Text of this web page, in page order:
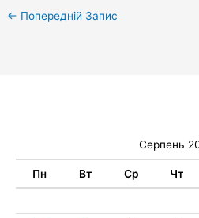
← Попередній Запис
Серпень
Пн Вт Ср Чт